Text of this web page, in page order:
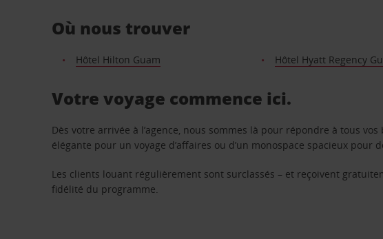
Où nous trouver
Hôtel Hilton Guam Hôtel Hyatt Regency
Votre voyage commence ici.
Dès votre arrivée à l’agence, nous sommes là pour répondre à tous
élégante pour un voyage d’affaires ou d’un monospace spacieux pour
Les clients louant régulièrement sont surclassés – et reçoivent
fidélité du programme.